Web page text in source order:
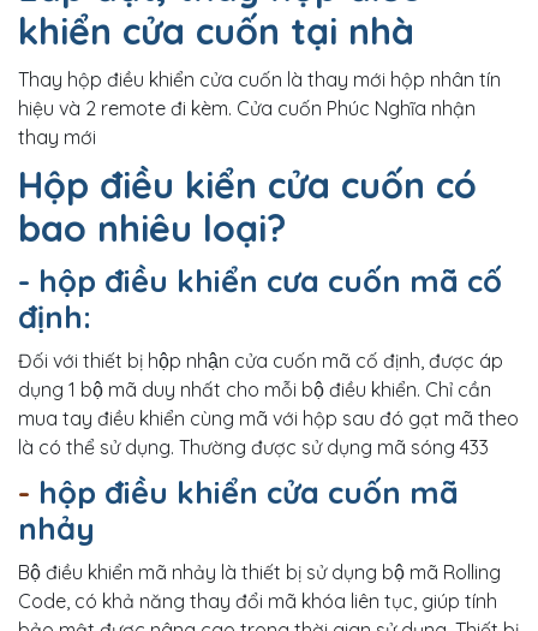
khiển cửa cuốn tại nhà
Thay hộp điều khiển cửa cuốn là thay mới hộp nhân tín
hiệu và 2 remote đi kèm. Cửa cuốn Phúc Nghĩa nhận
thay mới
Hộp điều kiển cửa cuốn có
bao nhiêu loại?
- hộp điều khiển cưa cuốn mã cố
định:
Đối với thiết bị hộp nhận cửa cuốn mã cố định, được áp
dụng 1 bộ mã duy nhất cho mỗi bộ điều khiển. Chỉ cần
mua tay điều khiển cùng mã với hộp sau đó gạt mã theo
là có thể sử dụng. Thường được sử dụng mã sóng 433
- hộp điều khiển cửa cuốn mã
nhảy
Bộ điều khiển mã nhảy là thiết bị sử dụng bộ mã Rolling
Code, có khả năng thay đổi mã khóa liên tục, giúp tính